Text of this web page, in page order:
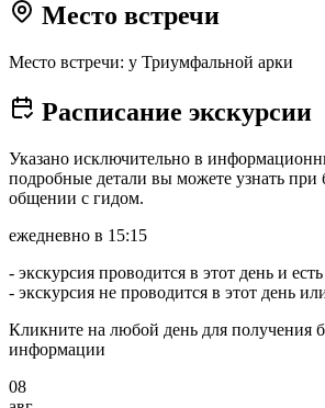
Место встречи
Место встречи: у Триумфальной арки
Расписание экскурсии
Указано исключительно в
подробные детали вы можете узнать при
общении с гидом.
ежедневно в 15:15
- экскурсия проводится в этот день и
- экскурсия не проводится в этот день
Кликните на любой день для получения
информации
08